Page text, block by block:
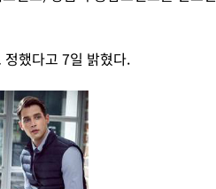
정했다고 7일 밝혔다.